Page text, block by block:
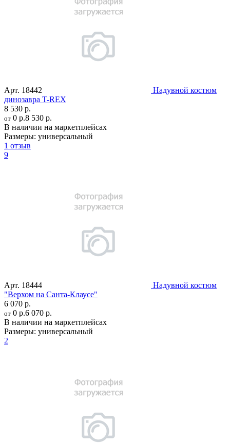
Арт. 18442
Надувной костюм
динозавра T-REX
8 530 р.
от 0 р.8 530 р.
В наличии на маркетплейсах
Размеры: универсальный
1 отзыв
9
Арт. 18444
Надувной костюм
"Верхом на Санта-Клаусе"
6 070 р.
от 0 р.6 070 р.
В наличии на маркетплейсах
Размеры: универсальный
2